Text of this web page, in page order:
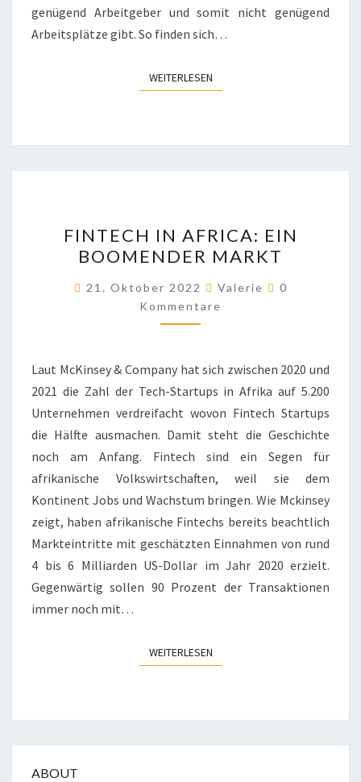
genügend Arbeitgeber und somit nicht genügend
Arbeitsplätze gibt. So finden sich…
WEITERLESENWEITERLESEN
IN
AFRICA:
EIN
BOOMENDER
MARKT
FINTECH IN AFRICA: EIN
BOOMENDER MARKT
21. Oktober 2022 Valerie Kommentare
0
Kommentare
Laut McKinsey & Company hat sich zwischen 2020 und
2021 die Zahl der Tech-Startups in Afrika auf 5.200
Unternehmen verdreifacht wovon Fintech Startups
die Hälfte ausmachen. Damit steht die Geschichte
noch am Anfang. Fintech sind ein Segen für
afrikanische Volkswirtschaften, weil sie dem
Kontinent Jobs und Wachstum bringen. Wie Mckinsey
zeigt, haben afrikanische Fintechs bereits beachtlich
Markteintritte mit geschätzten Einnahmen von rund
4 bis 6 Milliarden US-Dollar im Jahr 2020 erzielt.
Gegenwärtig sollen 90 Prozent der Transaktionen
immer noch mit…
WEITERLESENWEITERLESEN
ABOUT